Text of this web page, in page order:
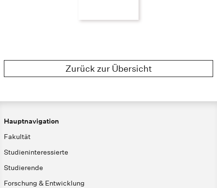
Zurück zur Übersicht
Hauptnavigation
Fakultät
Studieninteressierte
Studierende
Forschung & Entwicklung